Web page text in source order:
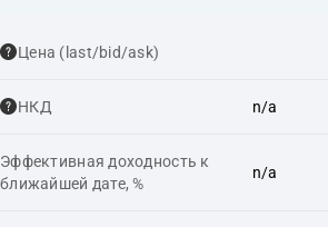
Цена (last/bid/ask)
НКД n/a
Эффективная доходность к
ближайшей дате, %
n/a